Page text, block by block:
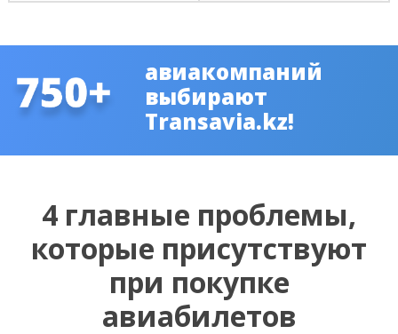
авиакомпаний
выбирают
Transavia.kz!
4 главные проблемы,
которые присутствуют
при покупке
авиабилетов